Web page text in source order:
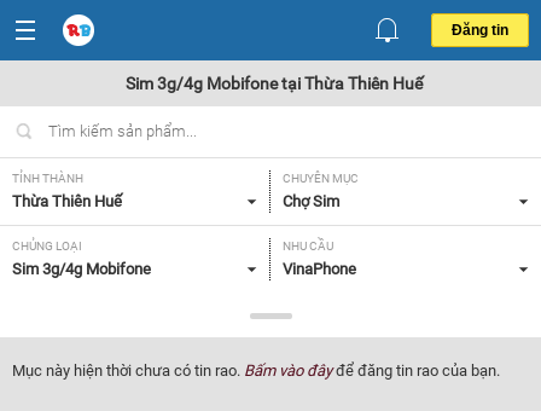
Đăng tin
Sim 3g/4g Mobifone tại Thừa Thiên Huế
TỈNH THÀNH
Thừa Thiên Huế
CHUYÊN MỤC
Chợ Sim
CHỦNG LOẠI
Sim 3g/4g Mobifone
NHU CẦU
VinaPhone
Tất cả
Mục này hiện thời chưa có tin rao. Bấm vào đâyđể đăng tin rao của bạn.